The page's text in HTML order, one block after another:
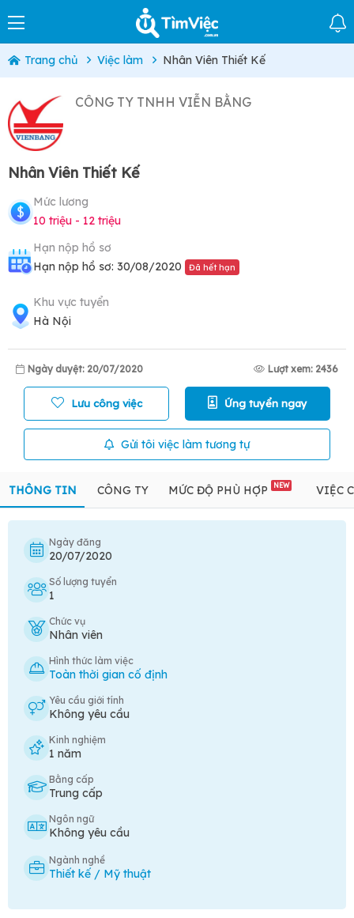
Trang chủ Việc làm Nhân Viên Thiết Kế
CÔNG TY TNHH VIỄN BẰNG
Nhân Viên Thiết Kế
Mức lương
10 triệu - 12 triệu
Hạn nộp hồ sơ
Hạn nộp hồ sơ: 30/08/2020
Đã hết hạn
Khu vực tuyển
Hà Nội
Ngày duyệt: 20/07/2020 Lượt xem: 2436
Lưu công việc Ứng tuyển ngay
Gửi tôi việc làm tương tự
THÔNG TIN CÔNG TY MỨC ĐỘ PHÙ HỢP NEW VIỆC
Ngày đăng
20/07/2020
Số lượng tuyển
1
Chức vụ
Nhân viên
Hình thức làm việc
Toàn thời gian cố định
Yêu cầu giới tính
Không yêu cầu
Kinh nghiệm
1 năm
Bằng cấp
Trung cấp
Ngôn ngữ
Không yêu cầu
Ngành nghề
Thiết kế / Mỹ thuật